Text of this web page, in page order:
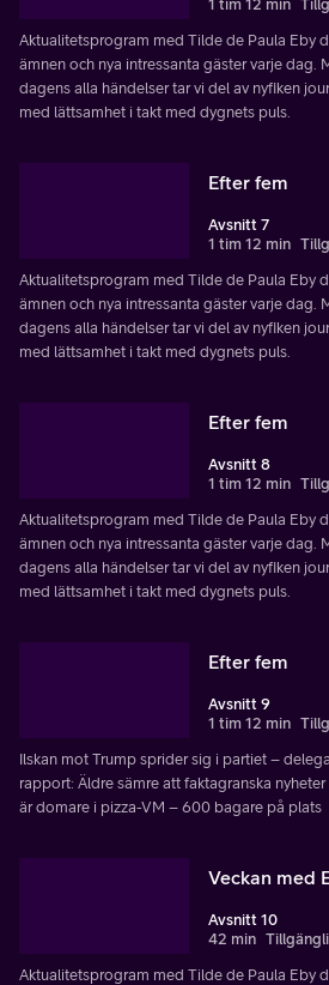
1 tim 12 min
Aktualitetsprogram med Tilde de Paula Eby
ämnen och nya intressanta gäster varje dag.
dagens alla händelser tar vi del av nyfiken
med lättsamhet i takt med dygnets puls.
Efter fem
Avsnitt 7
1 tim 12 min
Aktualitetsprogram med Tilde de Paula Eby
ämnen och nya intressanta gäster varje dag.
dagens alla händelser tar vi del av nyfiken
med lättsamhet i takt med dygnets puls.
Efter fem
Avsnitt 8
1 tim 12 min
Aktualitetsprogram med Tilde de Paula Eby
ämnen och nya intressanta gäster varje dag.
dagens alla händelser tar vi del av nyfiken
med lättsamhet i takt med dygnets puls.
Efter fem
Avsnitt 9
1 tim 12 min
Ilskan mot Trump sprider sig i partiet –
rapport: Äldre sämre att faktagranska
är domare i pizza-VM – 600 bagare på plats
Veckan med
Avsnitt 10
42 min
Aktualitetsprogram med Tilde de Paula Eby